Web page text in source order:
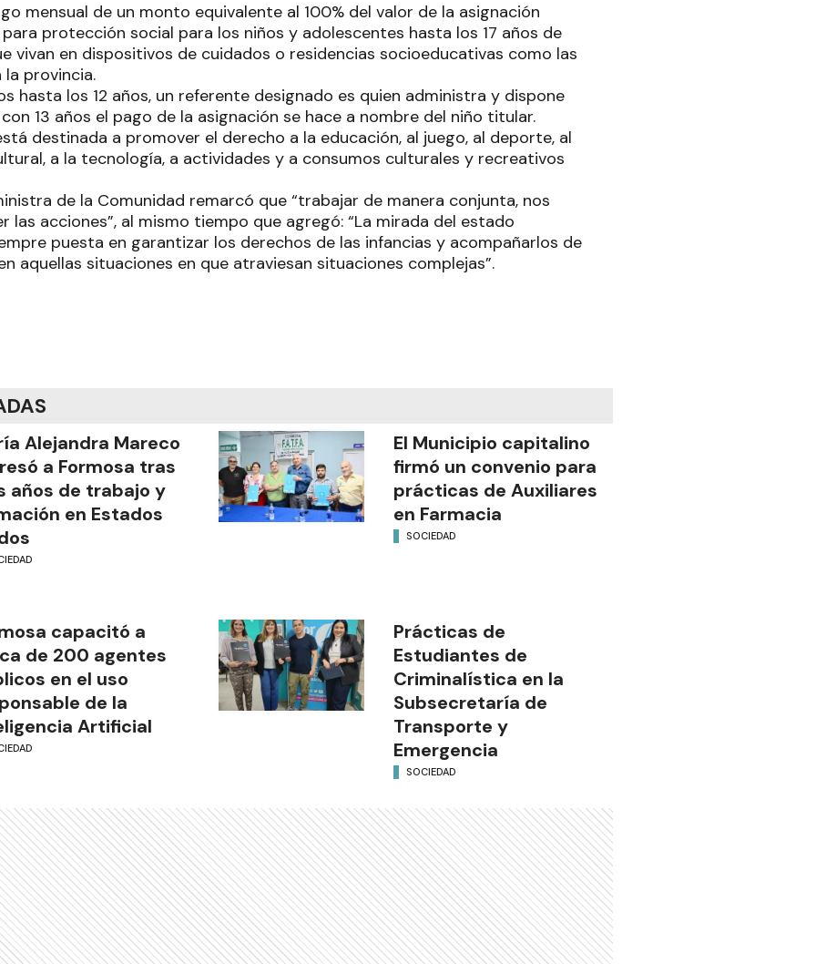
mensual de un monto equivalente al 100% del valor de la asignación
protección social para los niños y adolescentes hasta los 17 años de
vivan en dispositivos de cuidados o residencias socioeducativas como las
la provincia.
hasta los 12 años, un referente designado es quien administra y dispone
13 años el pago de la asignación se hace a nombre del niño titular.
destinada a promover el derecho a la educación, al juego, al deporte, al
a la tecnología, a actividades y a consumos culturales y recreativos
de la Comunidad remarcó que “trabajar de manera conjunta, nos
las acciones”, al mismo tiempo que agregó: “La mirada del estado
puesta en garantizar los derechos de las infancias y acompañarlos de
aquellas situaciones en que atraviesan situaciones complejas”.
Alejandra Mareco
a Formosa tras
años de trabajo y
en Estados
El Municipio capitalino
firmó un convenio para
prácticas de Auxiliares
en Farmacia
SOCIEDAD
capacitó a
de 200 agentes
en el uso
de la
Artificial
Prácticas de
Estudiantes de
Criminalística en la
Subsecretaría de
Transporte y
Emergencia
SOCIEDAD